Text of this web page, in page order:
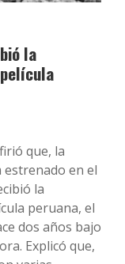
la
que, la
estrenado en el
la
peruana, el
dos años bajo
Explicó que,